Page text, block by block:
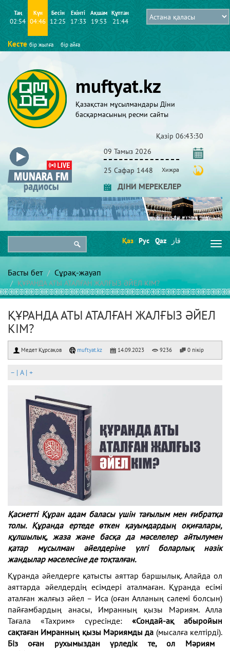
Таң
02:54
Күн
04:46
Бесін
12:25
Екінті
17:33
Ақшам
19:53
Құптан
21:44
Кесте бір жылға бір айға
muftyat.kz
Қазақстан мұсылмандары Діни
басқармасының ресми сайты
Қазір 06:43:30
09 Тамыз 2026
25 Сафар 1448 Хижра
ДІНИ МЕРЕКЕЛЕР
Қаз Рус Qaz قاز
Басты бет Сұрақ-жауап
ҚҰРАНДА АТЫ АТАЛҒАН ЖАЛҒЫЗ ӘЙЕЛ КІМ?
ҚҰРАНДА АТЫ АТАЛҒАН ЖАЛҒЫЗ ӘЙЕЛ
КІМ?
Медет Құрсақов muftyat.kz 14.09.2023 9236 0 пікір
– | A| +
Қасиетті Құран адам баласы үшін тағылым мен ғибратқа
толы. Құранда ертеде өткен қауымдардың оқиғалары,
құлшылық, жаза және басқа да мәселелер айтылумен
қатар мұсылман әйелдеріне үлгі боларлық нәзік
жандылар мәселесіне де тоқталған.
Құранда әйелдерге қатысты аяттар баршылық. Алайда ол
аяттарда әйелдердің есімдері аталмаған. Құранда есімі
аталған жалғыз әйел – Иса (оғанАлланың сәлемі болсын)
пайғамбардың анасы, Имранның қызы Мәриям. Алла
Тағала «Тахрим» сүресінде: «Сондай-ақ абыройын
сақтаған Имранның қызы Мәриямды да (мысалға келтірді).
Біз оған рухымыздан үрледік те, ол Мәриям